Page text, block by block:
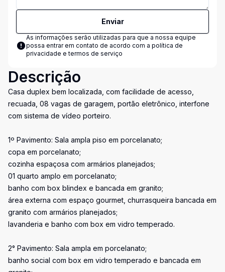
Enviar
As informações serão utilizadas para que a nossa equipe
possa entrar em contato de acordo com a política de
privacidade e termos de serviço
Descrição
Casa duplex bem localizada, com facilidade de acesso,
recuada, 08 vagas de garagem, portão eletrônico, interfone
com sistema de vídeo porteiro.
1º Pavimento: Sala ampla piso em porcelanato;
copa em porcelanato;
cozinha espaçosa com armários planejados;
01 quarto amplo em porcelanato;
banho com box blindex e bancada em granito;
área externa com espaço gourmet, churrasqueira bancada em
granito com armários planejados;
lavanderia e banho com box em vidro temperado.
2° Pavimento: Sala ampla em porcelanato;
banho social com box em vidro temperado e bancada em